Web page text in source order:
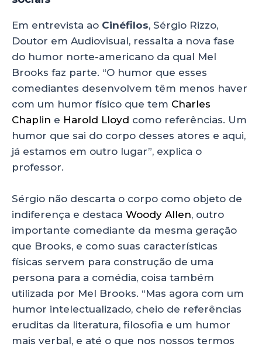
Em entrevista ao Cinéfilos, Sérgio Rizzo,
Doutor em Audiovisual, ressalta a nova fase
do humor norte-americano da qual Mel
Brooks faz parte. “O humor que esses
comediantes desenvolvem têm menos haver
com um humor físico que tem Charles
Chaplin e Harold Lloyd como referências. Um
humor que sai do corpo desses atores e aqui,
já estamos em outro lugar”, explica o
professor.
Sérgio não descarta o corpo como objeto de
indiferença e destaca Woody Allen, outro
importante comediante da mesma geração
que Brooks, e como suas características
físicas servem para construção de uma
persona para a comédia, coisa também
utilizada por Mel Brooks. “Mas agora com um
humor intelectualizado, cheio de referências
eruditas da literatura, filosofia e um humor
mais verbal, e até o que nos nossos termos